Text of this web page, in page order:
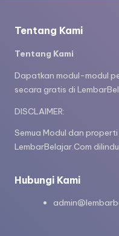
Tentang Kami
Tentang Kami
Dapatkan modul-modul
secara gratis di
DISCLAIMER:
Semua Modul dan
LembarBelajar.Com
Hubungi Kami